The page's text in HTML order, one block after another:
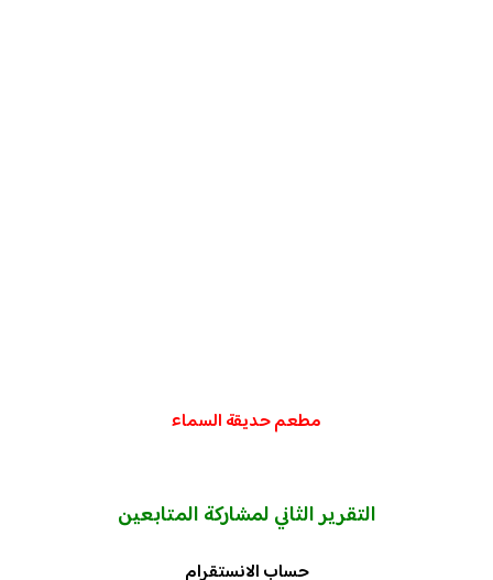
مطعم حديقة السماء
التقرير الثاني لمشاركة المتابعين
حساب الانستقرام